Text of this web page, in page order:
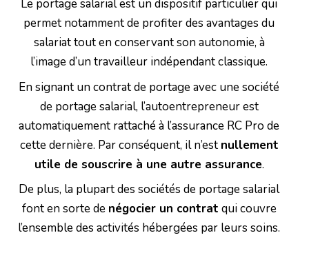
Le portage salarial est un dispositif particulier qui
permet notamment de profiter des avantages du
salariat tout en conservant son autonomie, à
l’image d’un travailleur indépendant classique.
En signant un contrat de portage avec une société
de portage salarial, l’autoentrepreneur est
automatiquement rattaché à l’assurance RC Pro de
cette dernière. Par conséquent, il n’est nullement
utile de souscrire à une autre assurance.
De plus, la plupart des sociétés de portage salarial
font en sorte de négocier un contrat qui couvre
l’ensemble des activités hébergées par leurs soins.